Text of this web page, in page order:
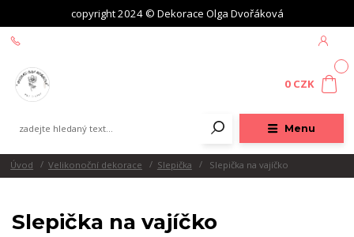
copyright 2024 © Dekorace Olga Dvořáková
Menu
0 CZK
Úvod Velikonoční dekorace Slepička Slepička na vajíčko
Slepička na vajíčko